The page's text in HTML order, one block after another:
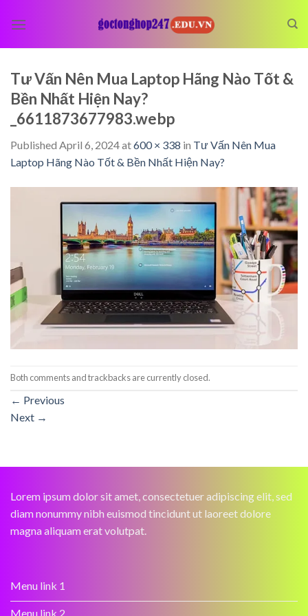
Tư Vấn Nên Mua Laptop Hãng Nào Tốt &
Bền Nhất Hiện Nay?
_6611873677983.webp
Published April 6, 2024at600 × 338 in Tư Vấn Nên Mua
Laptop Hãng Nào Tốt & Bền Nhất Hiện Nay?
Both comments and trackbacks are currently closed.
← Previous
Next →
Lorem ipsum dolor sit amet, consectetuer adipiscing elit, sed
diam nonummy nibh euismod tincidunt ut laoreet dolore
magna aliquam erat volutpat.
Menu link 1
Menu link 2